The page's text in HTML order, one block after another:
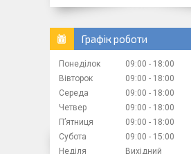
Графік роботи
Понеділок 09:00
18:00
Вівторок
09:00
18:00
Середа
09:00
18:00
Четвер
09:00
18:00
Пʼятниця
09:00
18:00
Субота
09:00
15:00
Неділя
Вихідний